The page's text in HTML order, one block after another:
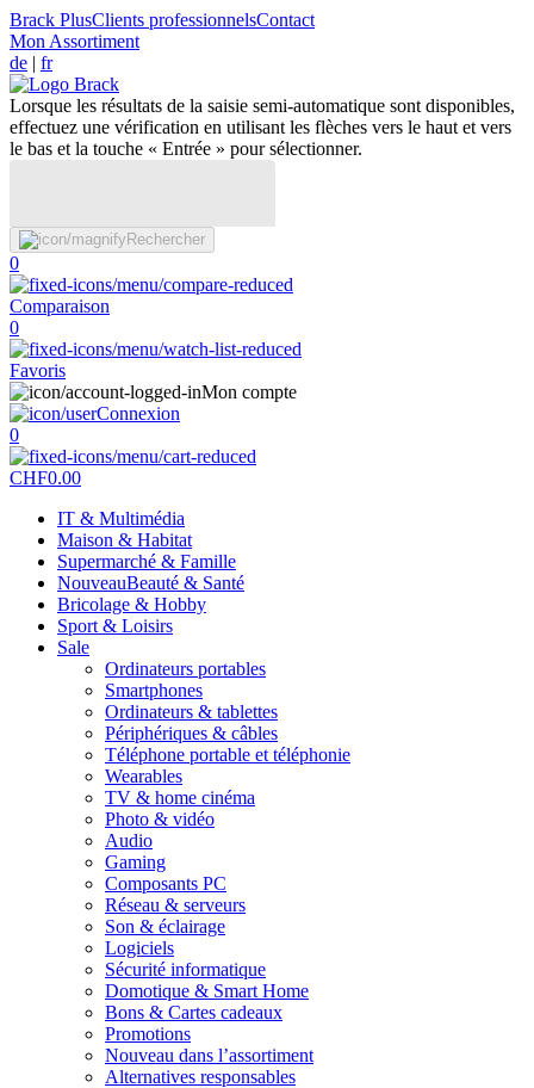
Brack PlusClients professionnelsContact
Mon Assortiment
de | fr
Lorsque les résultats de la saisie semi-automatique sont disponibles,
effectuez une vérification en utilisant les flèches vers le haut et vers
le bas et la touche « Entrée » pour sélectionner.
Rechercher
0
Comparaison
0
Favoris
Mon compte
Connexion
0
CHF0.00
IT & Multimédia
Maison & Habitat
Supermarché & Famille
NouveauBeauté & Santé
Bricolage & Hobby
Sport & Loisirs
Sale
Ordinateurs portables
Smartphones
Ordinateurs & tablettes
Périphériques & câbles
Téléphone portable et téléphonie
Wearables
TV & home cinéma
Photo & vidéo
Audio
Gaming
Composants PC
Réseau & serveurs
Son & éclairage
Logiciels
Sécurité informatique
Domotique & Smart Home
Bons & Cartes cadeaux
Promotions
Nouveau dans l’assortiment
Alternatives responsables